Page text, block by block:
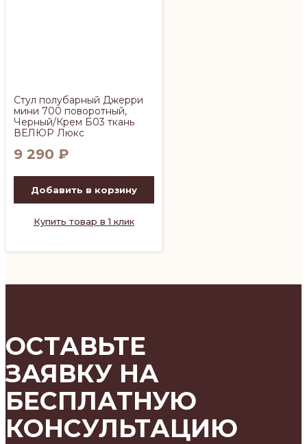
Стул полубарный Джерри
мини 700 поворотный,
Черный/Крем Б03 ткань
ВЕЛЮР Люкс
9 290 ₽
Добавить в корзину
Купить товар в 1 клик
ОСТАВЬТЕ
ЗАЯВКУ НА
БЕСПЛАТНУЮ
КОНСУЛЬТАЦИЮ